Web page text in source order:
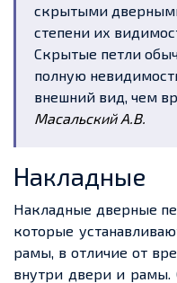
скрытыми
степени их
Скрытые петли
полную
внешний вид, чем
Масальский А.В.
Накладные
Накладные дверные
которые
рамы, в отличие от
внутри двери и рамы.